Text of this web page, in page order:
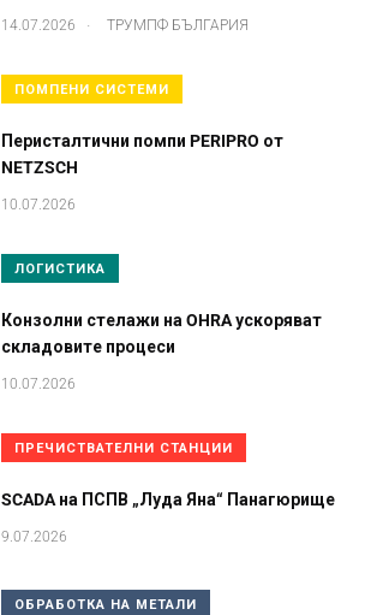
14.07.2026 . ТРУМПФ БЪЛГАРИЯ
ПОМПЕНИ СИСТЕМИ
Перисталтични помпи PERIPRO от
NETZSCH
10.07.2026
ЛОГИСТИКА
Конзолни стелажи на OHRA ускоряват
складовите процеси
10.07.2026
ПРЕЧИСТВАТЕЛНИ СТАНЦИИ
SCADA на ПСПВ „Луда Яна“ Панагюрище
9.07.2026
ОБРАБОТКА НА МЕТАЛИ